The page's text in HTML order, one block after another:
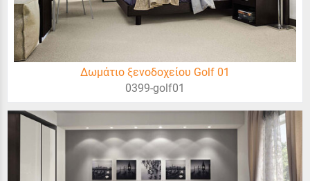
Δωμάτιο ξενοδοχείου Golf 01
0399-golf01